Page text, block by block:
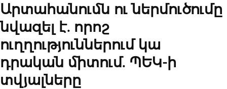
Արտահանումն ու ներմուծումը
նվազել է. որոշ
ուղղություններում կա
դրական միտում. ՊԵԿ-ի
տվյալները